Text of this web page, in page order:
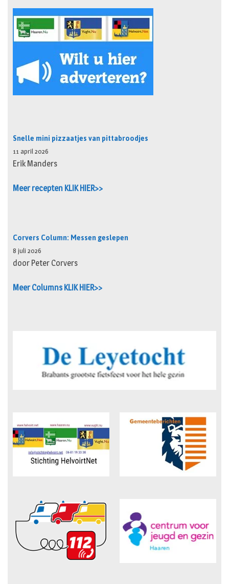
Snelle mini pizzaatjes van pittabroodjes
11 april 2026
Erik Manders
Meer recepten KLIK HIER>>
Corvers Column: Messen geslepen
8 juli 2026
door Peter Corvers
Meer Columns KLIK HIER>>